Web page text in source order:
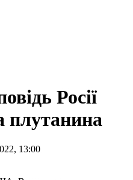
Росії
13:00